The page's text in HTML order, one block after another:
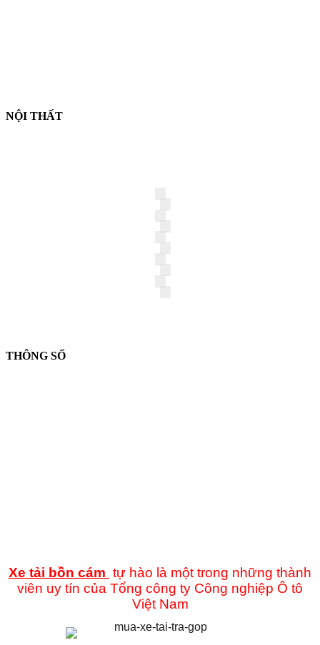
NỘI THẤT
THÔNG SỐ
Xe tải bồn cám tự hào là một trong những thành
viên uy tín của Tổng công ty Công nghiệp Ô tô
Việt Nam